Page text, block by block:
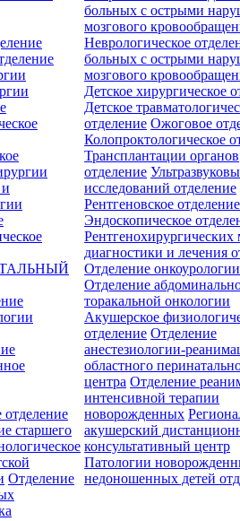
больных с острыми
мозгового
Неврологическое
больных с острыми
мозгового
Детское хирургическое
Детское
отделение Ожоговое
Колопроктологическое
Трансплантации органов
отделение
исследований отделение
Рентгеновское отделение
Эндоскопическое
Рентгенохирургических
диагностики и лечения
Отделение онкоурологии
Отделение
торакальной онкологии
Акушерское
отделение Отделение
анестезиологии-
областного
центра Отделение
интенсивной терапии
новорожденных
акушерский
консультативный центр
Патологии
недоношенных детей
отделение
старшего
Отделение